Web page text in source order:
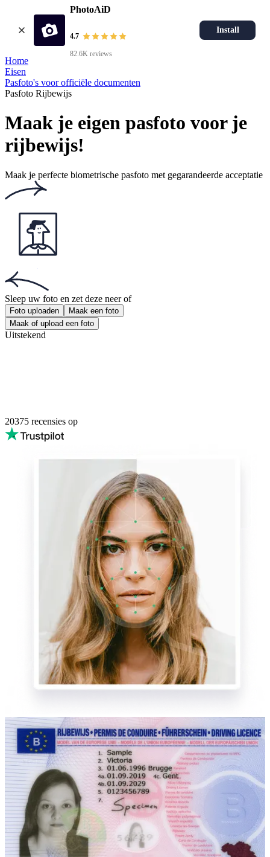
PhotoAiD
4.7
82.6K reviews
Install
Home
Eisen
Pasfoto's voor officiële documenten
Pasfoto Rijbewijs
Maak je eigen pasfoto voor je
rijbewijs!
Maak je perfecte biometrische pasfoto met gegarandeerde acceptatie
Sleep uw foto en zet deze neer of
Foto uploaden
Maak een foto
Maak of upload een foto
Uitstekend
20375 recensies op